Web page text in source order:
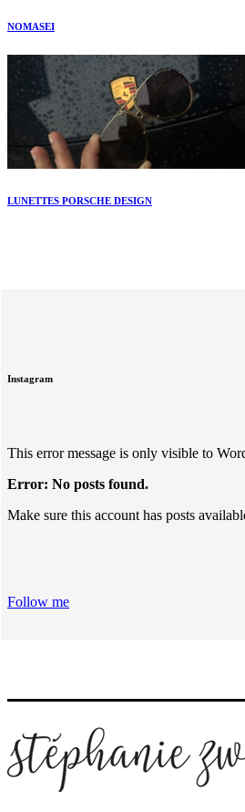
NOMASEI
LUNETTES PORSCHE DESIGN
Instagram
This error message is only visible to
Error: No posts found.
Make sure this account has posts
Follow me